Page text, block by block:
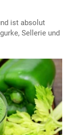
ist absolut
Sellerie und